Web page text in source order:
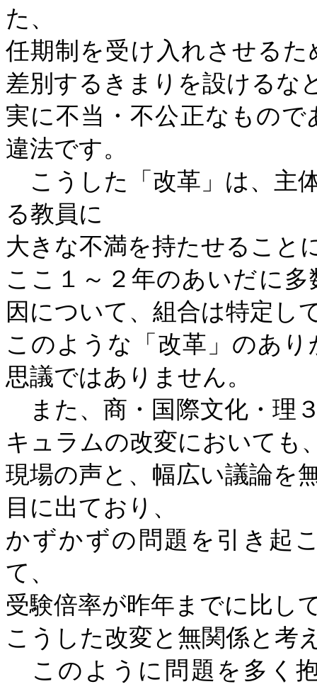
た、
任期制を受け入れさせる
差別するきまりを設けるな
実に不当・不公正なもの
違法です。
こうした「改革」は、主
る教員に
大きな不満を持たせること
ここ１～２年のあいだに
因について、組合は特定し
このような「改革」のあ
思議ではありません。
また、商・国際文化・理
キュラムの改変においても
現場の声と、幅広い議論を
目に出ており、
かずかずの問題を引き起
て、
受験倍率が昨年までに比し
こうした改変と無関係と考
このように問題を多く